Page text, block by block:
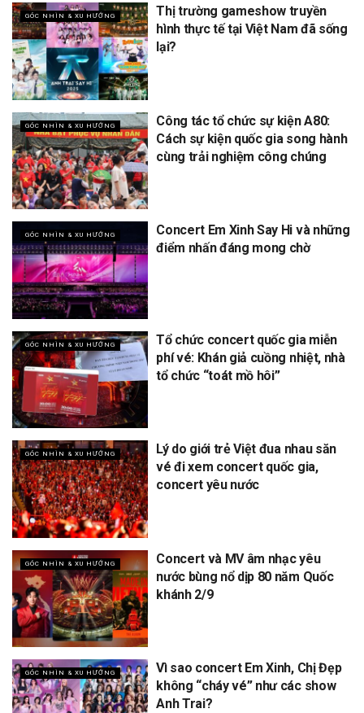
GÓC NHÌN & XU HƯỚNG
Thị trường gameshow truyền
hình thực tế tại Việt Nam đã sống
lại?
GÓC NHÌN & XU HƯỚNG
Công tác tổ chức sự kiện A80:
Cách sự kiện quốc gia song hành
cùng trải nghiệm công chúng
GÓC NHÌN & XU HƯỚNG
Concert Em Xinh Say Hi và những
điểm nhấn đáng mong chờ
GÓC NHÌN & XU HƯỚNG
Tổ chức concert quốc gia miễn
phí vé: Khán giả cuồng nhiệt, nhà
tổ chức “toát mồ hôi”
GÓC NHÌN & XU HƯỚNG
Lý do giới trẻ Việt đua nhau săn
vé đi xem concert quốc gia,
concert yêu nước
GÓC NHÌN & XU HƯỚNG
Concert và MV âm nhạc yêu
nước bùng nổ dịp 80 năm Quốc
khánh 2/9
GÓC NHÌN & XU HƯỚNG
Vì sao concert Em Xinh, Chị Đẹp
không “cháy vé” như các show
Anh Trai?